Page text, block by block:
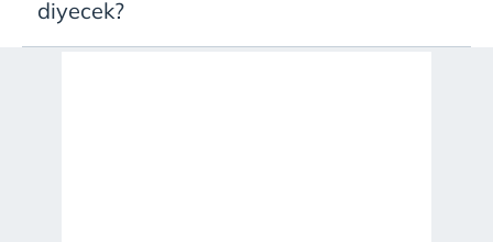
diyecek?